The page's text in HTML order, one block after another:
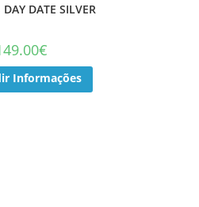
DATE SILVER
€
Informações